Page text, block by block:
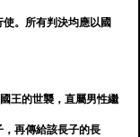
。所有判決均應以國
王的世襲，直屬男性繼
再傳給該長子的長